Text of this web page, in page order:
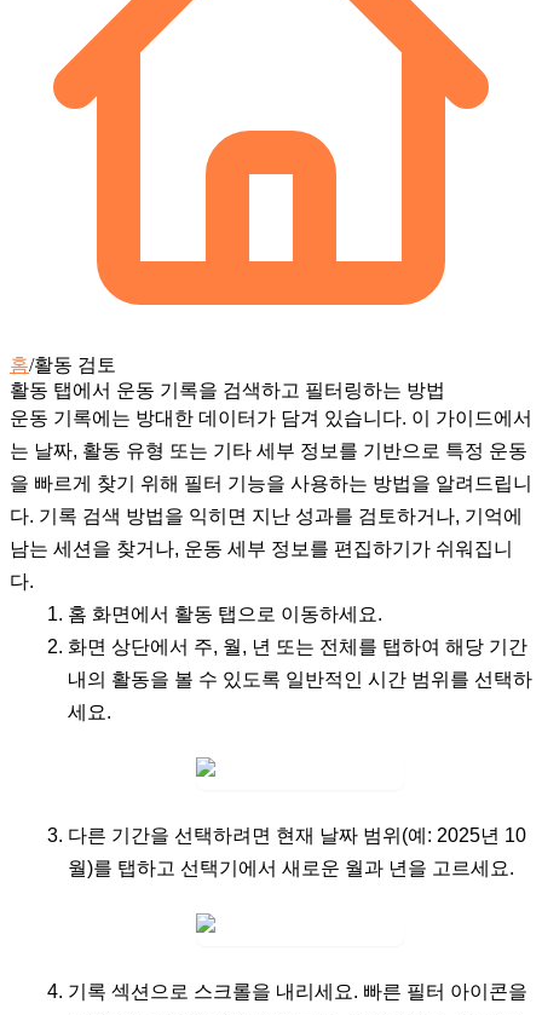
홈/활동 검토
활동 탭에서 운동 기록을 검색하고 필터링하는 방법
운동 기록에는 방대한 데이터가 담겨 있습니다. 이 가이드에서
는 날짜, 활동 유형 또는 기타 세부 정보를 기반으로 특정 운동
을 빠르게 찾기 위해 필터 기능을 사용하는 방법을 알려드립니
다. 기록 검색 방법을 익히면 지난 성과를 검토하거나, 기억에
남는 세션을 찾거나, 운동 세부 정보를 편집하기가 쉬워집니
다.
홈 화면에서 활동 탭으로 이동하세요.
화면 상단에서 주, 월, 년 또는 전체 를 탭하여 해당 기간
내의 활동을 볼 수 있도록 일반적인 시간 범위를 선택하
세요.
다른 기간을 선택하려면 현재 날짜 범위(예: 2025년 10
월)를 탭하고 선택기에서 새로운 월과 년을 고르세요.
기록 섹션으로 스크롤을 내리세요. 빠른 필터 아이콘을